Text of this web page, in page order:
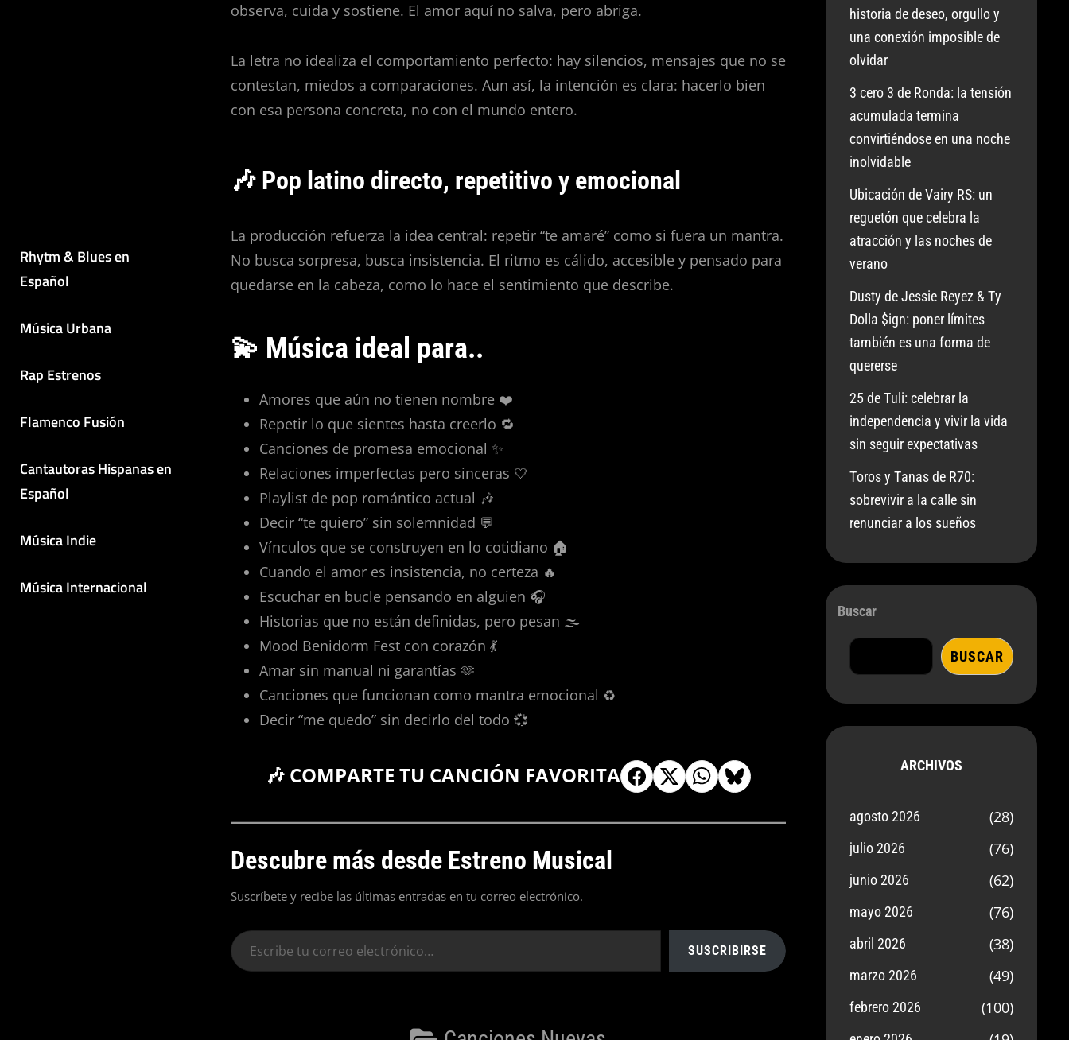
Rhytm & Blues en
Español
Música Urbana
Rap Estrenos
Flamenco Fusión
Cantautoras Hispanas en
Español
Música Indie
Música Internacional
observa, cuida y sostiene. El amor aquí no salva, pero abriga.
La letra no idealiza el comportamiento perfecto: hay silencios, mensajes que no se
contestan, miedos a comparaciones. Aun así, la intención es clara: hacerlo bien
con esa persona concreta, no con el mundo entero.
🎶 Pop latino directo, repetitivo y emocional
La producción refuerza la idea central: repetir “te amaré” como si fuera un mantra.
No busca sorpresa, busca insistencia. El ritmo es cálido, accesible y pensado para
quedarse en la cabeza, como lo hace el sentimiento que describe.
💫 Música ideal para..
Amores que aún no tienen nombre ❤️
Repetir lo que sientes hasta creerlo 🔁
Canciones de promesa emocional ✨
Relaciones imperfectas pero sinceras 🤍
Playlist de pop romántico actual 🎶
Decir “te quiero” sin solemnidad 💬
Vínculos que se construyen en lo cotidiano 🏠
Cuando el amor es insistencia, no certeza 🔥
Escuchar en bucle pensando en alguien 🎧
Historias que no están definidas, pero pesan 🌫️
Mood Benidorm Fest con corazón 💃
Amar sin manual ni garantías 🫶
Canciones que funcionan como mantra emocional ♻️
Decir “me quedo” sin decirlo del todo 💞
🎶 COMPARTE TU CANCIÓN FAVORITA
Descubre más desde Estreno Musical
Suscríbete y recibe las últimas entradas en tu correo electrónico.
Escribe
tu
SUSCRIBIRSE
Categorías
historia de deseo, orgullo y
una conexión imposible de
olvidar
3 cero 3 de Ronda: la tensión
acumulada termina
convirtiéndose en una noche
inolvidable
Ubicación de Vairy RS: un
reguetón que celebra la
atracción y las noches de
verano
Dusty de Jessie Reyez & Ty
Dolla $ign: poner límites
también es una forma de
quererse
25 de Tuli: celebrar la
independencia y vivir la vida
sin seguir expectativas
Toros y Tanas de R70:
sobrevivir a la calle sin
renunciar a los sueños
Buscar
BUSCAR
ARCHIVOS
agosto 2026 (28)
julio 2026 (76)
junio 2026 (62)
mayo 2026 (76)
abril 2026 (38)
marzo 2026 (49)
febrero 2026 (100)